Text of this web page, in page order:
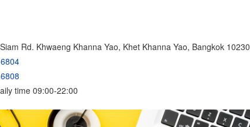
Rd. Khwaeng Khanna Yao, Khet Khanna Yao, Bangkok 10230
time 09:00-22:00